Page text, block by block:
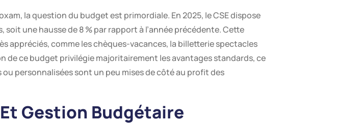
la question du budget est primordiale. En 2025, le CSE dispose
une hausse de 8 % par rapport à l’année précédente. Cette
appréciés, comme les chèques-vacances, la billetterie spectacles
de ce budget privilégie majoritairement les avantages standards, ce
personnalisées sont un peu mises de côté au profit des
Gestion Budgétaire